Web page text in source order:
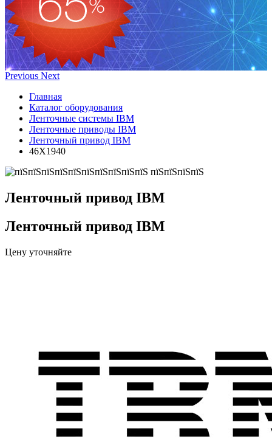
Previous Next
Главная
Каталог оборудования
Ленточные системы IBM
Ленточные приводы IBM
Ленточный привод IBM
46X1940
Ленточный привод IBM
Ленточный привод IBM
Цену уточняйте